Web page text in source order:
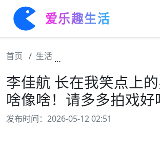
爱乐趣生活
首页 生活
李佳航 长在我笑点上
啥像啥！请多多拍戏好
发布时间：2026-05-12 02:51